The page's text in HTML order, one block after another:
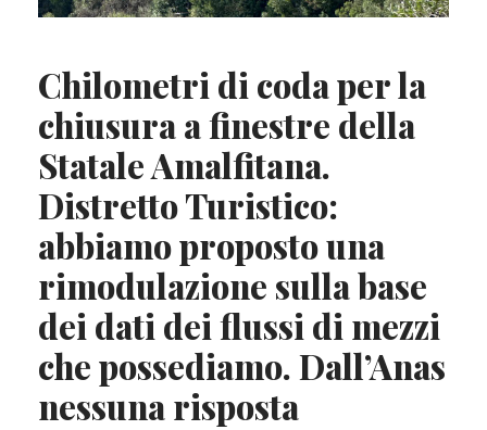
Chilometri di coda per la
chiusura a finestre della
Statale Amalfitana.
Distretto Turistico:
abbiamo proposto una
rimodulazione sulla base
dei dati dei flussi di mezzi
che possediamo. Dall’Anas
nessuna risposta